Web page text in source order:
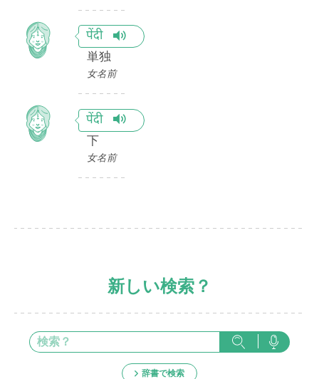
पेंदी
単独
女名前
पेंदी
下
女名前
新しい検索？
辞書で検索